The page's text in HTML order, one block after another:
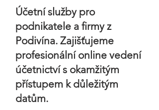
Účetní služby pro
podnikatele a firmy z
Podivína. Zajišťujeme
profesionální online vedení
účetnictví s okamžitým
přístupem k důležitým
datům.